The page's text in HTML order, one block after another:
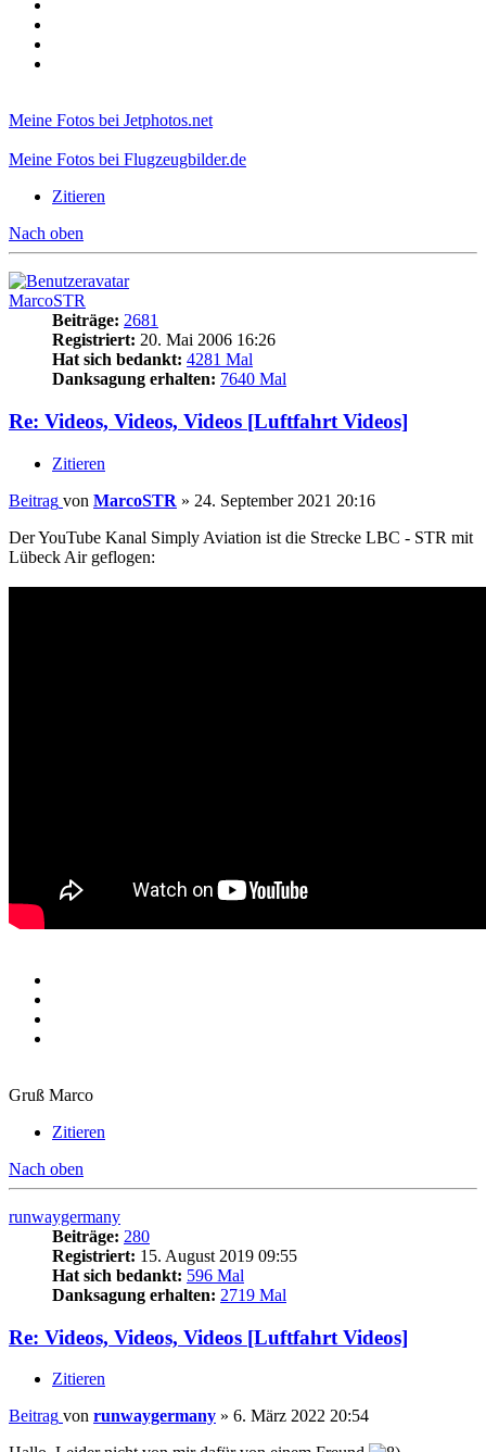
Meine Fotos bei Jetphotos.net
Meine Fotos bei Flugzeugbilder.de
Zitieren
Nach oben
MarcoSTR
Beiträge: 2681
Registriert: 20. Mai 2006 16:26
Hat sich bedankt: 4281 Mal
Danksagung erhalten: 7640 Mal
Re: Videos, Videos, Videos [Luftfahrt Videos]
Zitieren
Beitrag von MarcoSTR » 24. September 2021 20:16
Der YouTube Kanal Simply Aviation ist die Strecke LBC - STR mit
Lübeck Air geflogen:
Gruß Marco
Zitieren
Nach oben
runwaygermany
Beiträge: 280
Registriert: 15. August 2019 09:55
Hat sich bedankt: 596 Mal
Danksagung erhalten: 2719 Mal
Re: Videos, Videos, Videos [Luftfahrt Videos]
Zitieren
Beitrag von runwaygermany » 6. März 2022 20:54